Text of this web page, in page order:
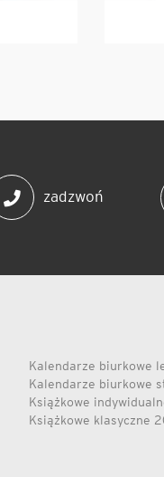
zadzwoń
Kalendarze biurkowe
Kalendarze biurkowe
Książkowe
Książkowe klasyczne